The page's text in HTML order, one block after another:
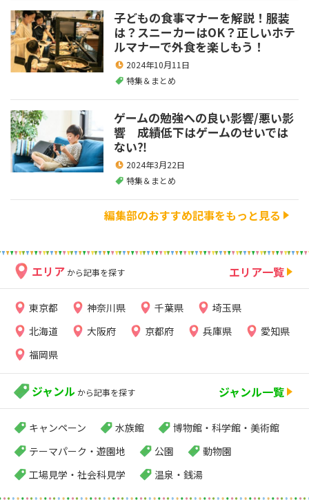
子どもの食事マナーを解説！服装
は？スニーカーはOK？正しいホテ
ルマナーで外食を楽しもう！
2024年10月11日
特集＆まとめ
ゲームの勉強への良い影響/悪い影
響 成績低下はゲームのせいでは
ない⁈
2024年3月22日
特集＆まとめ
編集部のおすすめ記事をもっと見る
エリア から記事を探す エリア一覧
東京都 神奈川県 千葉県
埼玉県
北海道
大阪府 京都府 兵庫県
愛知県
福岡県
ジャンル から記事を探す ジャンル一覧
キャンペーン 水族館
博物館・科学館・美術館
テーマパーク・遊園地
公園
動物園
工場見学・社会科見学
温泉・銭湯